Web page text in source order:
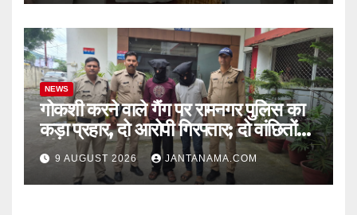
NEWS
गोकशी करने वाले गैंग पर रामनगर पुलिस का
कड़ा प्रहार, दो आरोपी गिरफ्तार; दो वांछितों
की तलाश जारी
9 AUGUST 2026 JANTANAMA.COM